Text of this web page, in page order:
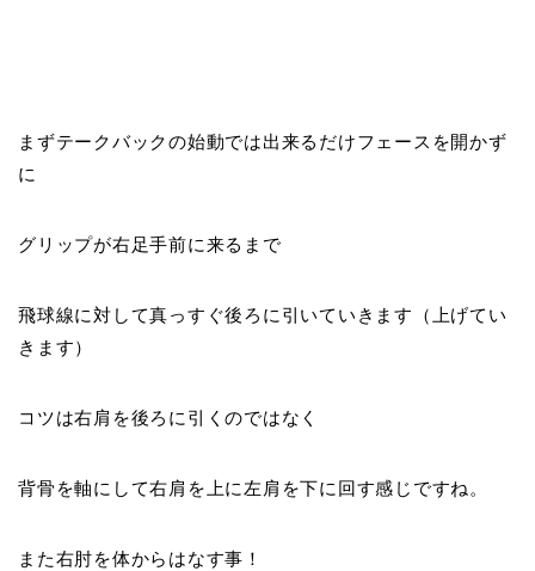
まずテークバックの始動では出来るだけフェースを開かず
に
グリップが右足手前に来るまで
飛球線に対して真っすぐ後ろに引いていきます（上げてい
きます）
コツは右肩を後ろに引くのではなく
背骨を軸にして右肩を上に左肩を下に回す感じですね。
また右肘を体からはなす事！